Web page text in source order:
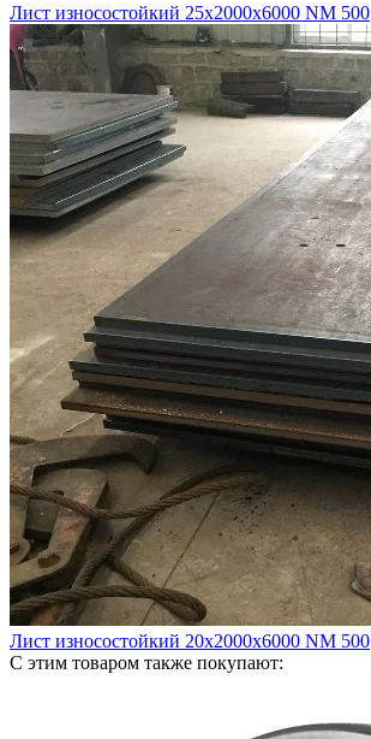
Лист износостойкий 25х2000х6000 NM 500
Лист износостойкий 20х2000х6000 NM 500
С этим товаром также покупают: